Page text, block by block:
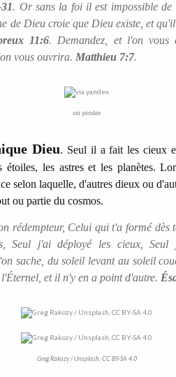
. Or sans la foi il est impossible
de Dieu croie que Dieu existe, et
11:6. Demandez, et l'on vous
vous ouvrira. Matthieu 7:7.
via yandex
Dieu. Seul il a fait les cieux
les astres et les planètes.
selon laquelle, d'autres dieux ou
ou partie du cosmos.
rédempteur, Celui qui t'a formé dès
Seul j'ai déployé les cieux,
sache, du soleil levant au soleil
et il n'y en a point d'autre.
Greg Rakozy / Unsplash, CC BY-SA 4.0